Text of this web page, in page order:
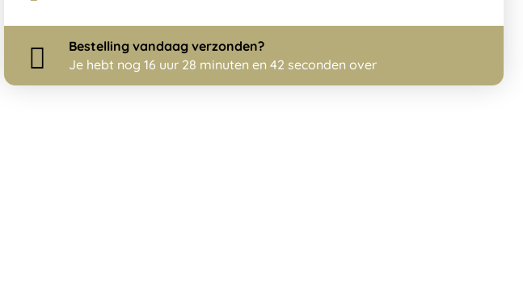
Bestelling vandaag verzonden?
Je hebt nog 16 uur 28 minuten en 41 seconden over